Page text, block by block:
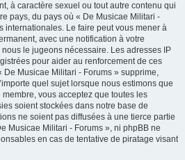
à caractère sexuel ou tout autre contenu qui
pays, du pays où « De Musicae Militari -
internationales. Le faire peut vous mener à
avec une notification à votre
le jugeons nécessaire. Les adresses IP
pour aider au renforcement de ces
De Musicae Militari - Forums » supprime,
quel sujet lorsque nous estimons que
vous acceptez que toutes les
soient stockées dans notre base de
ne soient pas diffusées à une tierce partie
Musicae Militari - Forums », ni phpBB ne
en cas de tentative de piratage visant